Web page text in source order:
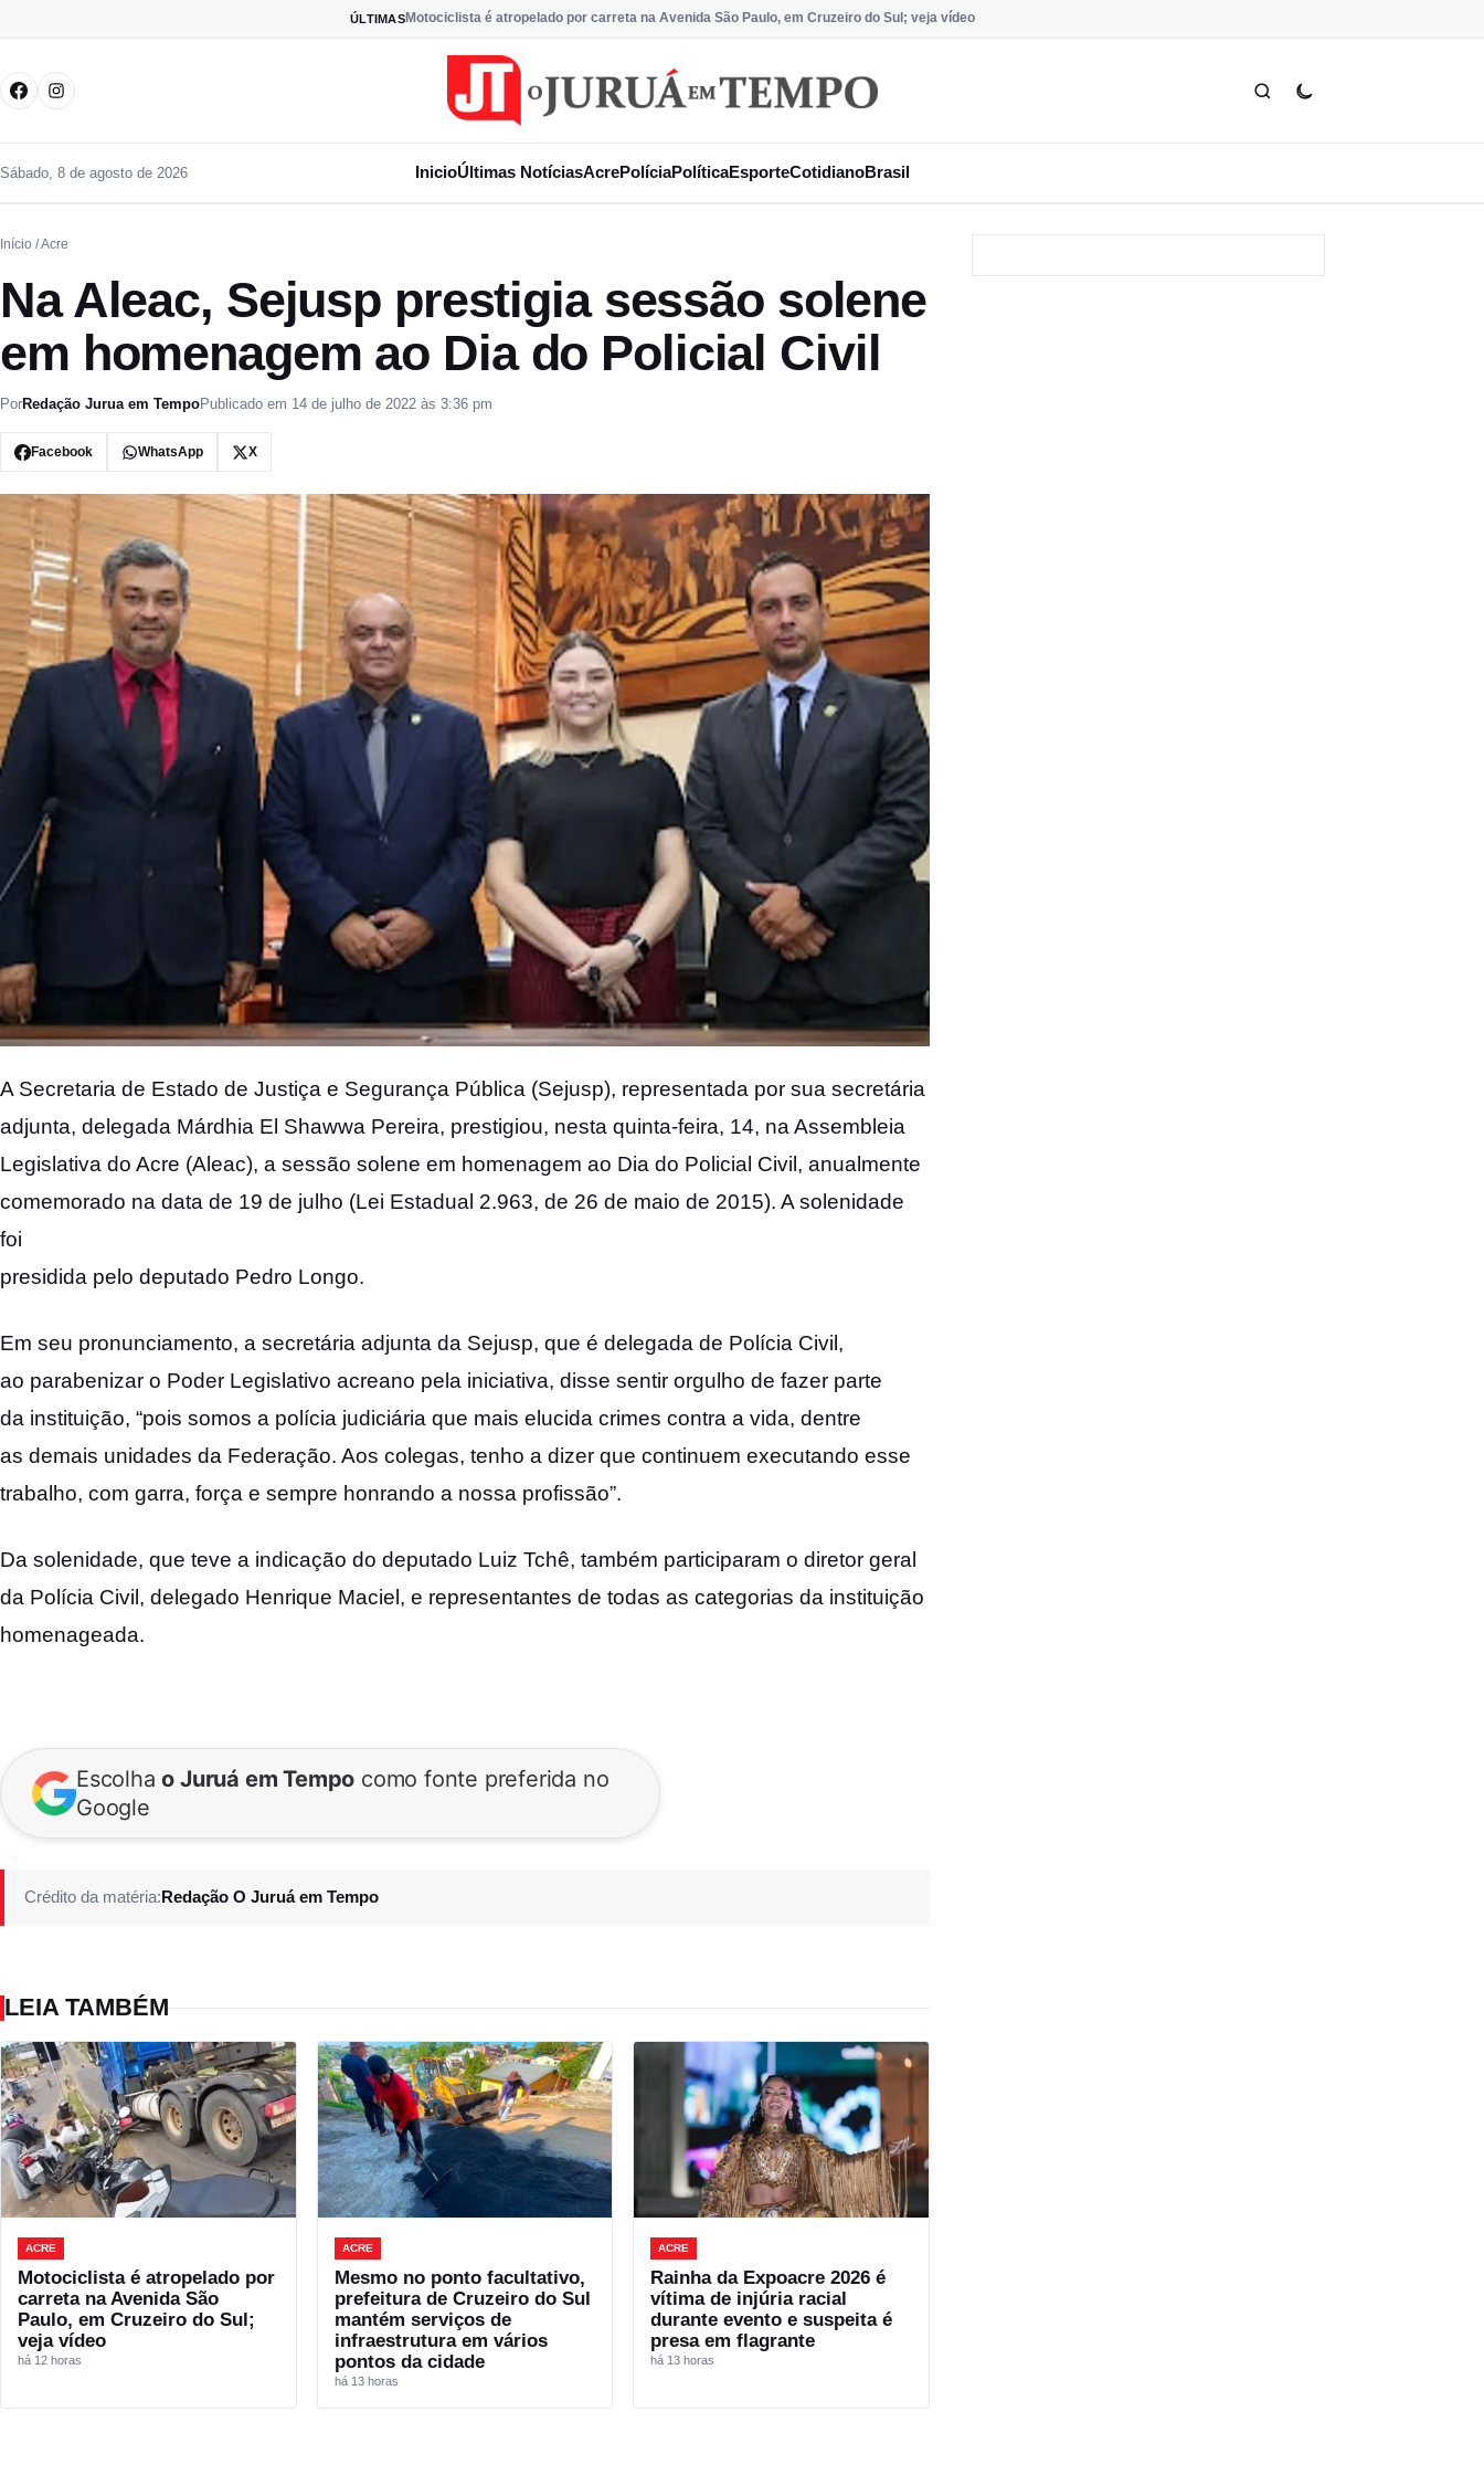
ÚLTIMASMotociclista é atropelado por carreta na Avenida São Paulo, em Cruzeiro do Sul; veja vídeo
Sábado, 8 de agosto de 2026 InicioÚltimas NotíciasAcrePolíciaPolíticaEsporteCotidianoBrasil
Início / Acre
Na Aleac, Sejusp prestigia sessão solene
em homenagem ao Dia do Policial Civil
PorRedação Jurua em TempoPublicado em 14 de julho de 2022 às 3:36 pm
Facebook WhatsApp X
A Secretaria de Estado de Justiça e Segurança Pública (Sejusp), representada por sua secretária
adjunta, delegada Márdhia El Shawwa Pereira, prestigiou, nesta quinta-feira, 14, na Assembleia
Legislativa do Acre (Aleac), a sessão solene em homenagem ao Dia do Policial Civil, anualmente
comemorado na data de 19 de julho (Lei Estadual 2.963, de 26 de maio de 2015). A solenidade
foi
presidida pelo deputado Pedro Longo.
Em seu pronunciamento, a secretária adjunta da Sejusp, que é delegada de Polícia Civil,
ao parabenizar o Poder Legislativo acreano pela iniciativa, disse sentir orgulho de fazer parte
da instituição, “pois somos a polícia judiciária que mais elucida crimes contra a vida, dentre
as demais unidades da Federação. Aos colegas, tenho a dizer que continuem executando esse
trabalho, com garra, força e sempre honrando a nossa profissão”.
Da solenidade, que teve a indicação do deputado Luiz Tchê, também participaram o diretor geral
da Polícia Civil, delegado Henrique Maciel, e representantes de todas as categorias da instituição
homenageada.
Escolhao Juruá em Tempo como fonte preferida no
Google
Crédito da matéria: Redação O Juruá em Tempo
LEIA TAMBÉM
ACRE
Motociclista é atropelado por
carreta na Avenida São
Paulo, em Cruzeiro do Sul;
veja vídeo
há 12 horas
ACRE
Mesmo no ponto facultativo,
prefeitura de Cruzeiro do Sul
mantém serviços de
infraestrutura em vários
pontos da cidade
há 13 horas
ACRE
Rainha da Expoacre 2026 é
vítima de injúria racial
durante evento e suspeita é
presa em flagrante
há 13 horas